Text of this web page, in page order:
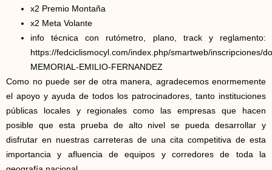
x2 Premio Montaña
x2 Meta Volante
info técnica con rutómetro, plano, track y reglamento:
https://fedciclismocyl.com/index.php/smartweb/inscripciones/
MEMORIAL-EMILIO-FERNANDEZ
Como no puede ser de otra manera, agradecemos enormemente
el apoyo y ayuda de todos los patrocinadores, tanto instituciones
públicas locales y regionales como las empresas que hacen
posible que esta prueba de alto nivel se pueda desarrollar y
disfrutar en nuestras carreteras de una cita competitiva de esta
importancia y afluencia de equipos y corredores de toda la